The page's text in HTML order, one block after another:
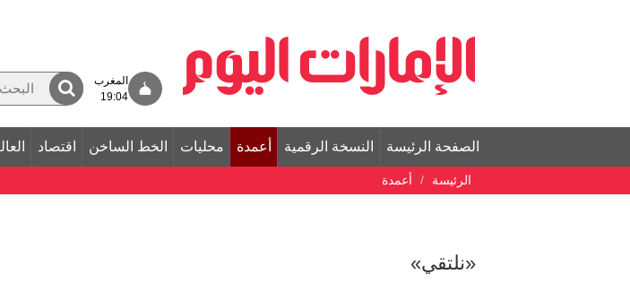
المغرب
19:04
الصفحة الرئيسة النسخة الرقمية أعمدة محليات الخط الساخن اقتصاد
الرئيسة أعمدة
«نلتقي»